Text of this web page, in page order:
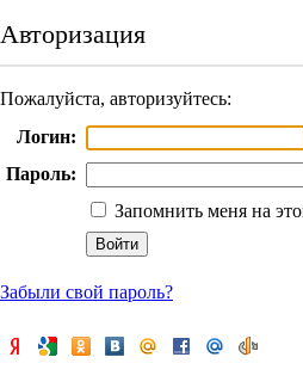
Авторизация
Пожалуйста, авторизуйтесь:
Логин:
Пароль:
Запомнить меня на
Забыли свой пароль?